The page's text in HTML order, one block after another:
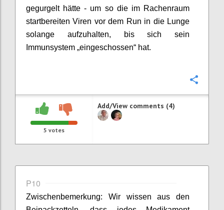
gegurgelt hätte - um so die im Rachenraum
startbereiten Viren vor dem Run in die Lunge
solange aufzuhalten,
bis sich sein
Immunsystem „eingeschossen“ hat.
5 votes
Add/View comments (4)
P10
Zwischenbemerkung: Wir wissen aus den